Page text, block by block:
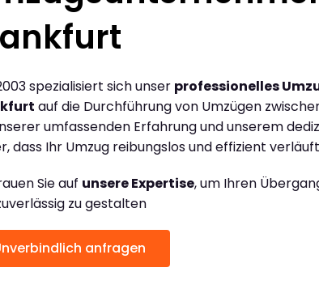
spezialisiert sich unser professionelles
auf die Durchführung von Umzügen
umfassenden Erfahrung und unserem
dass Ihr Umzug reibungslos und effizient
Sie auf unsere Expertise, um Ihren
zu gestalten
anfragen